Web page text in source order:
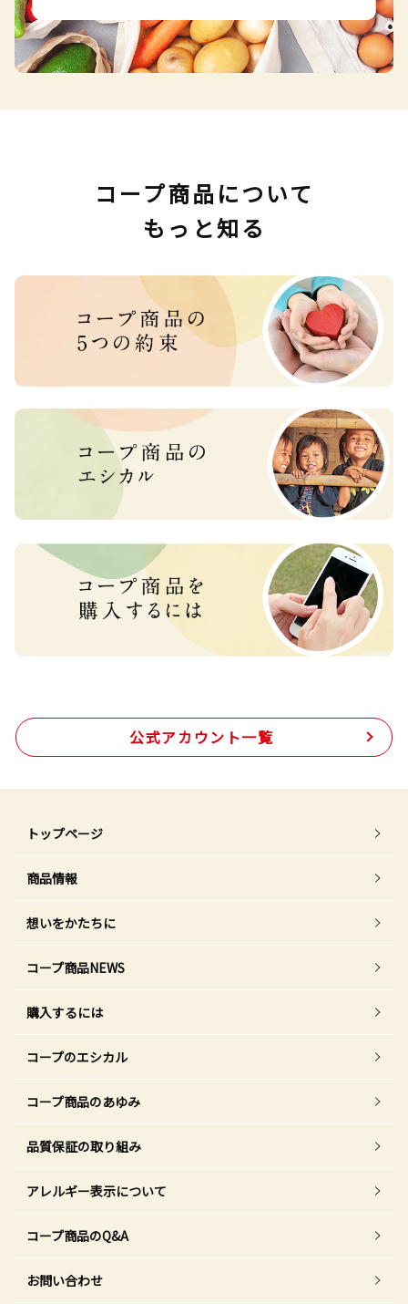
コープ商品について
もっと知る
公式アカウント一覧
トップページ
商品情報
想いをかたちに
コープ商品NEWS
購入するには
コープのエシカル
コープ商品のあゆみ
品質保証の取り組み
アレルギー表示について
コープ商品のQ&A
お問い合わせ